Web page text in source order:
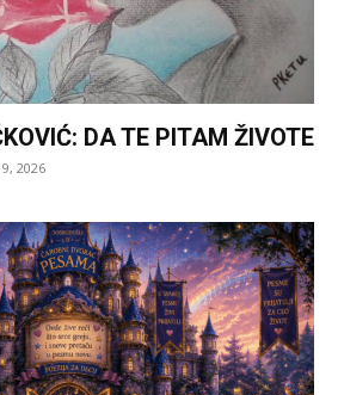
DA TE PITAM ŽIVOTE
2026